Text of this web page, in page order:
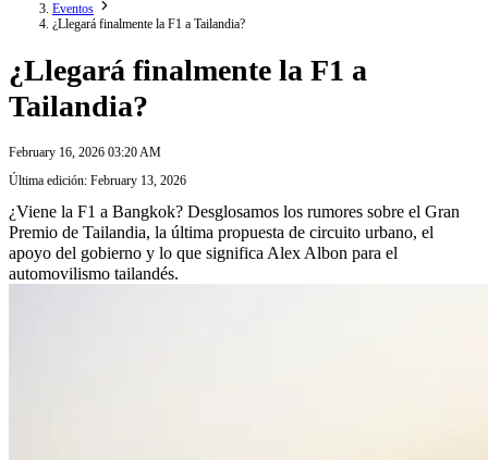
Eventos
¿Llegará finalmente la F1 a Tailandia?
¿Llegará finalmente la F1 a
Tailandia?
February 16, 2026 03:20 AM
Última edición: February 13, 2026
¿Viene la F1 a Bangkok? Desglosamos los rumores sobre el Gran
Premio de Tailandia, la última propuesta de circuito urbano, el
apoyo del gobierno y lo que significa Alex Albon para el
automovilismo tailandés.